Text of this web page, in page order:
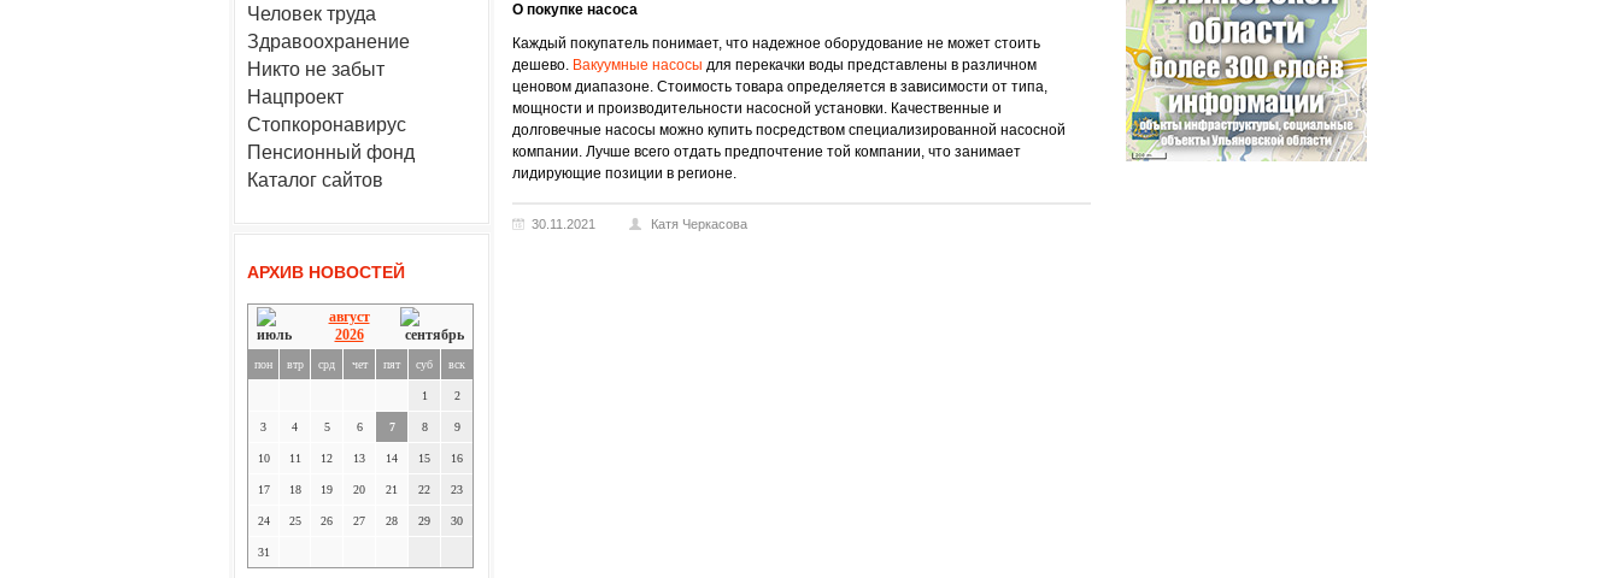
Человек труда
Здравоохранение
Никто не забыт
Нацпроект
Стопкоронавирус
Пенсионный фонд
Каталог сайтов
АРХИВ НОВОСТЕЙ
август
2026
пон втр срд чет пят суб вск
1 2
3 4 5 6 7 8 9
10 11 12 13 14 15 16
17 18 19 20 21 22 23
24 25 26 27 28 29 30
31
О покупке насоса
Каждый покупатель понимает, что надежное оборудование не может стоить
дешево. Вакуумные насосы для перекачки воды представлены в различном
ценовом диапазоне. Стоимость товара определяется в зависимости от типа,
мощности и производительности насосной установки. Качественные и
долговечные насосы можно купить посредством специализированной насосной
компании. Лучше всего отдать предпочтение той компании, что занимает
лидирующие позиции в регионе.
30.11.2021 Катя Черкасова